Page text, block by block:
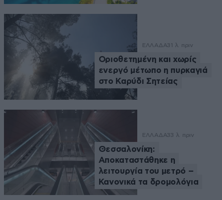
ΕΛΛΑΔΑ31 λ. πριν
Οριοθετημένη και χωρίς
ενεργό μέτωπο η πυρκαγιά
στο Καρύδι Σητείας
ΕΛΛΑΔΑ33 λ. πριν
Θεσσαλονίκη:
Αποκαταστάθηκε η
λειτουργία του μετρό –
Κανονικά τα δρομολόγια